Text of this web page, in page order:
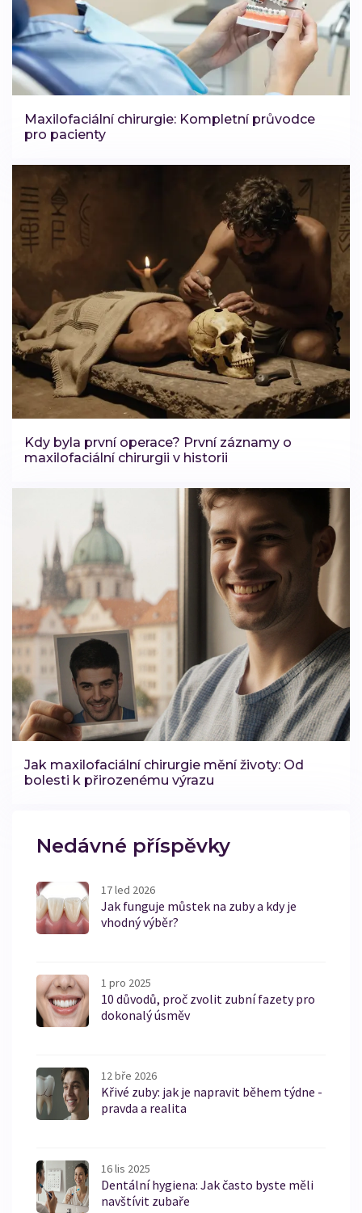
Maxilofaciální chirurgie: Kompletní průvodce
pro pacienty
Kdy byla první operace? První záznamy o
maxilofaciální chirurgii v historii
Jak maxilofaciální chirurgie mění životy: Od
bolesti k přirozenému výrazu
Nedávné příspěvky
17 led 2026
Jak funguje můstek na zuby a kdy je
vhodný výběr?
1 pro 2025
10 důvodů, proč zvolit zubní fazety pro
dokonalý úsměv
12 bře 2026
Křivé zuby: jak je napravit během týdne -
pravda a realita
16 lis 2025
Dentální hygiena: Jak často byste měli
navštívit zubaře